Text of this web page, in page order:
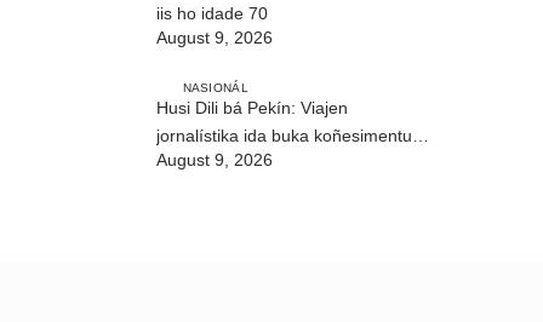
iis ho idade 70
August 9, 2026
NASIONÁL
Husi Dili bá Pekín: Viajen
jornalístika ida buka koñesimentu
foun (Parte I)
August 9, 2026